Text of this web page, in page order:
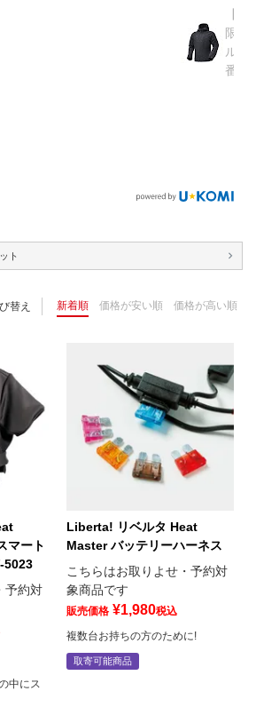
限り
ルメ
番：
ト
替え 新着順 価格が安い順 価格が高い順
マート
5023
予約対
中にス
Liberta! リベルタ Heat
Master バッテリーハーネス
こちらはお取りよせ・予約対
象商品です
販売価格 ¥1,980税込
複数台お持ちの方のために!
取寄可能商品